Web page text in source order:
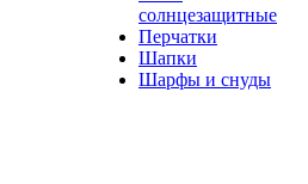
солнцезащитные
Перчатки
Шапки
Шарфы и снуды